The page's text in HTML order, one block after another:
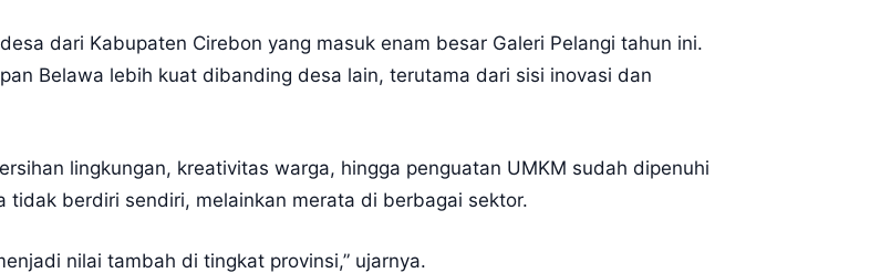
dari Kabupaten Cirebon yang masuk enam besar Galeri Pelangi tahun ini.
Belawa lebih kuat dibanding desa lain, terutama dari sisi inovasi dan
lingkungan, kreativitas warga, hingga penguatan UMKM sudah dipenuhi
tidak berdiri sendiri, melainkan merata di berbagai sektor.
nilai tambah di tingkat provinsi,” ujarnya.